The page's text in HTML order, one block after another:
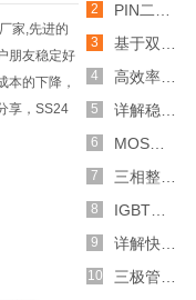
家,先进的
朋友稳定好
本的下降，
享，SS24
PIN二极管的电导调制机制和应用介绍
基于双MOS管的防反灌电路工作原理介绍
高效率整流二极管的特性和应用介绍
详解稳压二极管的关键特性和应用原理
MOS管选型关键因素分析,怎么选择合适的参数
三相整流电路分析,半波整流与全波整流的工作原理
IGBT三相全桥整流电路工作原理介绍
详解快恢复二极管,结构,特性和应用介绍
三极管和MOS管组合式开关电路分析